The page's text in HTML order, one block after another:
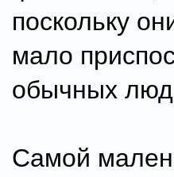
поскольку
мало
обычных
Самой